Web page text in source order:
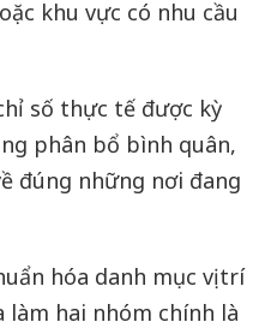
khu vực có nhu cầu
số thực tế được kỳ
phân bổ bình quân,
đúng những nơi đang
hóa danh mục vị trí
hai nhóm chính là